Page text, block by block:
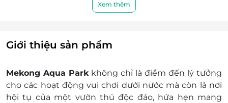
Văn phòng HCM: 028 6680 8757 / 0387 881
Chiến, Xã Phú Hưng, Thành phố Bến Tre
E-Voucher/E-Coupon không có giá trị quy đổi
Không áp dụng đồng thời với chương trình
khuyến mại khác.
Xem thêm
Giới thiệu sản phẩm
Mekong Aqua Parkkhông chỉ là điểm đến lý tưởng
cho các hoạt động vui chơi dưới nước mà còn là nơi
hội tụ của một vườn thú độc đáo, hứa hẹn mang